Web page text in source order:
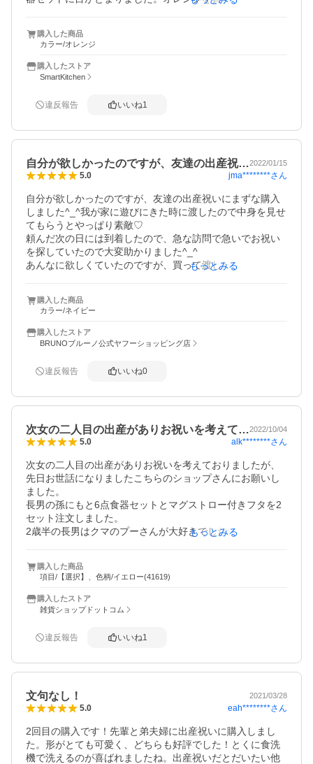
んと大きく全然似合わない(笑)年頃なので、ちょっと残念で
す。
同じようなクマのデザインで、ル・クルーゼの食器と迷い
ましたが、価格もお手頃で、もしも落としても割れにくい
購入した商品
カラー/オレンジ
購入したストア
SmartKitchen
違反報告 いいね1
自分が欲しかったのですが、友達の出産祝…2022/01/15
5.0 jma********さん
自分が欲しかったのですが、友達の出産祝いにまずな購入
しました^_^我が家に遊びにきた時に渡したので中身を見せ
てもらうとやっぱり素敵♡
頼んだ次の日には到着したので、急な訪問で急いでお祝い
を探していたので大変助かりました^_^
あんなに欲しくていたのですが、買って渡したのを見せて
値段もそこそこしますからね…
自分に買うのは気が引けてしまいますが、間違いなくこれ
をいただく方はテンションあがりますよー♪
友人もとってもよろこんでくれました^_^
もっとみる
購入した商品
カラー/ネイビー
購入したストア
BRUNOブルーノ公式ヤフーショッピング店
違反報告 いいね0
次女の二人目の出産がありお祝いを考えて…2022/10/04
5.0 alk********さん
次女の二人目の出産がありお祝いを考えておりましたが、
先日お世話になりましたこちらのショップさんにお願いし
ました。
長男の孫にもと6点食器セットとマグストロー付きフタを2
セット注文しました。
2歳半の長男はクマのプーさんが大好きでしたのでこちらの
う。有難う御座いました。
またの機会も宜しくお願い致します。
追伸:  娘より
重ねて片付けられるのと青.黄色とも色も良く中は白なので
もっとみる
購入した商品
項目/【選択】、色柄/イエロー(41619)
購入したストア
雑貨ショップドットコム
違反報告 いいね1
文句なし！ 2021/03/28
5.0 eah********さん
2回目の購入です！先輩と弟夫婦に出産祝いに購入しまし
た。形がとても可愛く、どちらも好評でした！とくに食洗
機で洗えるのが喜ばれましたね。出産祝いだとだいたい他